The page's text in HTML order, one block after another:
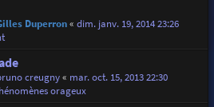
Duperron« dim. janv. 19, 2014 23:26
creugny« mar. oct. 15, 2013 22:30
orageux